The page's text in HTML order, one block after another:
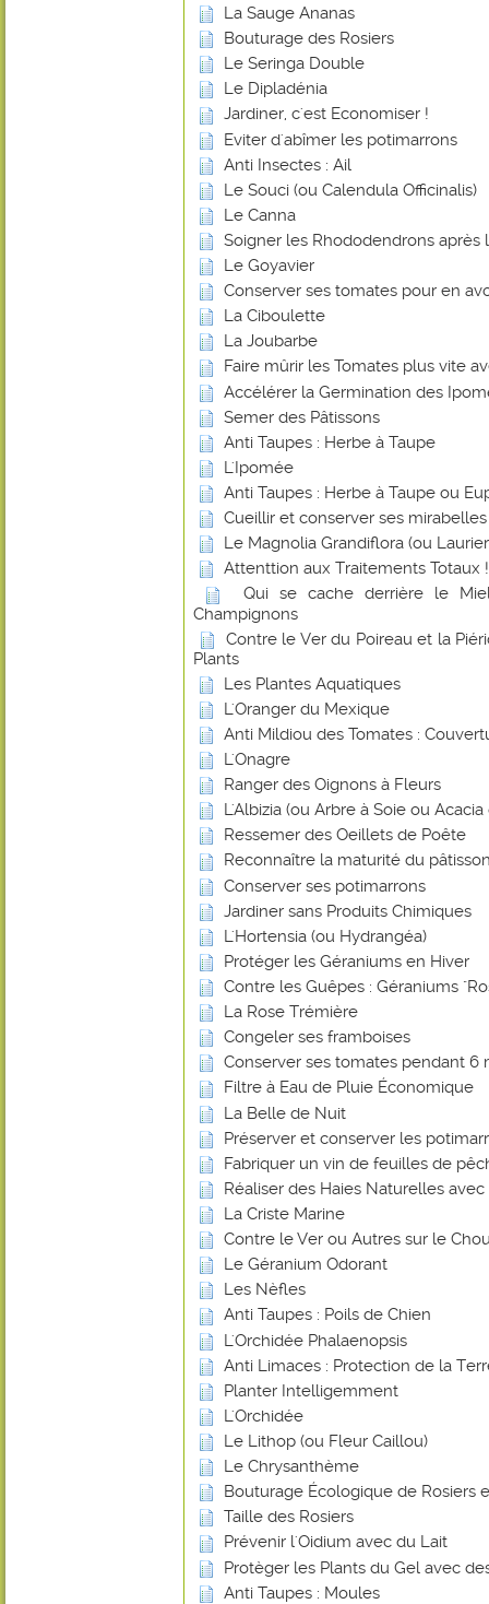
La Sauge Ananas
Bouturage des Rosiers
Le Seringa Double
Le Dipladénia
Jardiner, c'est Economiser !
Eviter d'abîmer les potimarrons
Anti Insectes : Ail
Le Souci (ou Calendula Officinalis)
Le Canna
Soigner les Rhododendrons après
Le Goyavier
Conserver ses tomates pour en
La Ciboulette
La Joubarbe
Faire mûrir les Tomates plus vite
Accélérer la Germination des
Semer des Pâtissons
Anti Taupes : Herbe à Taupe
L'Ipomée
Anti Taupes : Herbe à Taupe ou
Cueillir et conserver ses mirabelles
Le Magnolia Grandiflora (ou
Attenttion aux Traitements Totaux !
Qui se cache derrière le
Champignons
Contre le Ver du Poireau et la
Plants
Les Plantes Aquatiques
L'Oranger du Mexique
Anti Mildiou des Tomates :
L'Onagre
Ranger des Oignons à Fleurs
L'Albizia (ou Arbre à Soie ou
Ressemer des Oeillets de Poête
Reconnaître la maturité du
Conserver ses potimarrons
Jardiner sans Produits Chimiques
L'Hortensia (ou Hydrangéa)
Protéger les Géraniums en Hiver
Contre les Guêpes : Géraniums
La Rose Trémière
Congeler ses framboises
Conserver ses tomates pendant 6
Filtre à Eau de Pluie Économique
La Belle de Nuit
Préserver et conserver les
Fabriquer un vin de feuilles de
Réaliser des Haies Naturelles
La Criste Marine
Contre le Ver ou Autres sur le
Le Géranium Odorant
Les Nèfles
Anti Taupes : Poils de Chien
L'Orchidée Phalaenopsis
Anti Limaces : Protection de la
Planter Intelligemment
L'Orchidée
Le Lithop (ou Fleur Caillou)
Le Chrysanthème
Bouturage Écologique de Rosiers
Taille des Rosiers
Prévenir l'Oidium avec du Lait
Protèger les Plants du Gel avec
Anti Taupes : Moules